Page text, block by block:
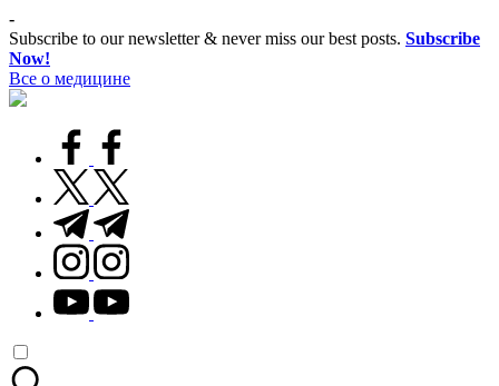
Перейти
к
содержимому
-
Subscribe to our newsletter & never miss our best posts. Subscribe
Now!
Все о медицине
Лечитесь
facebook.com
twitter.com
t.me
instagram.com
youtube.com